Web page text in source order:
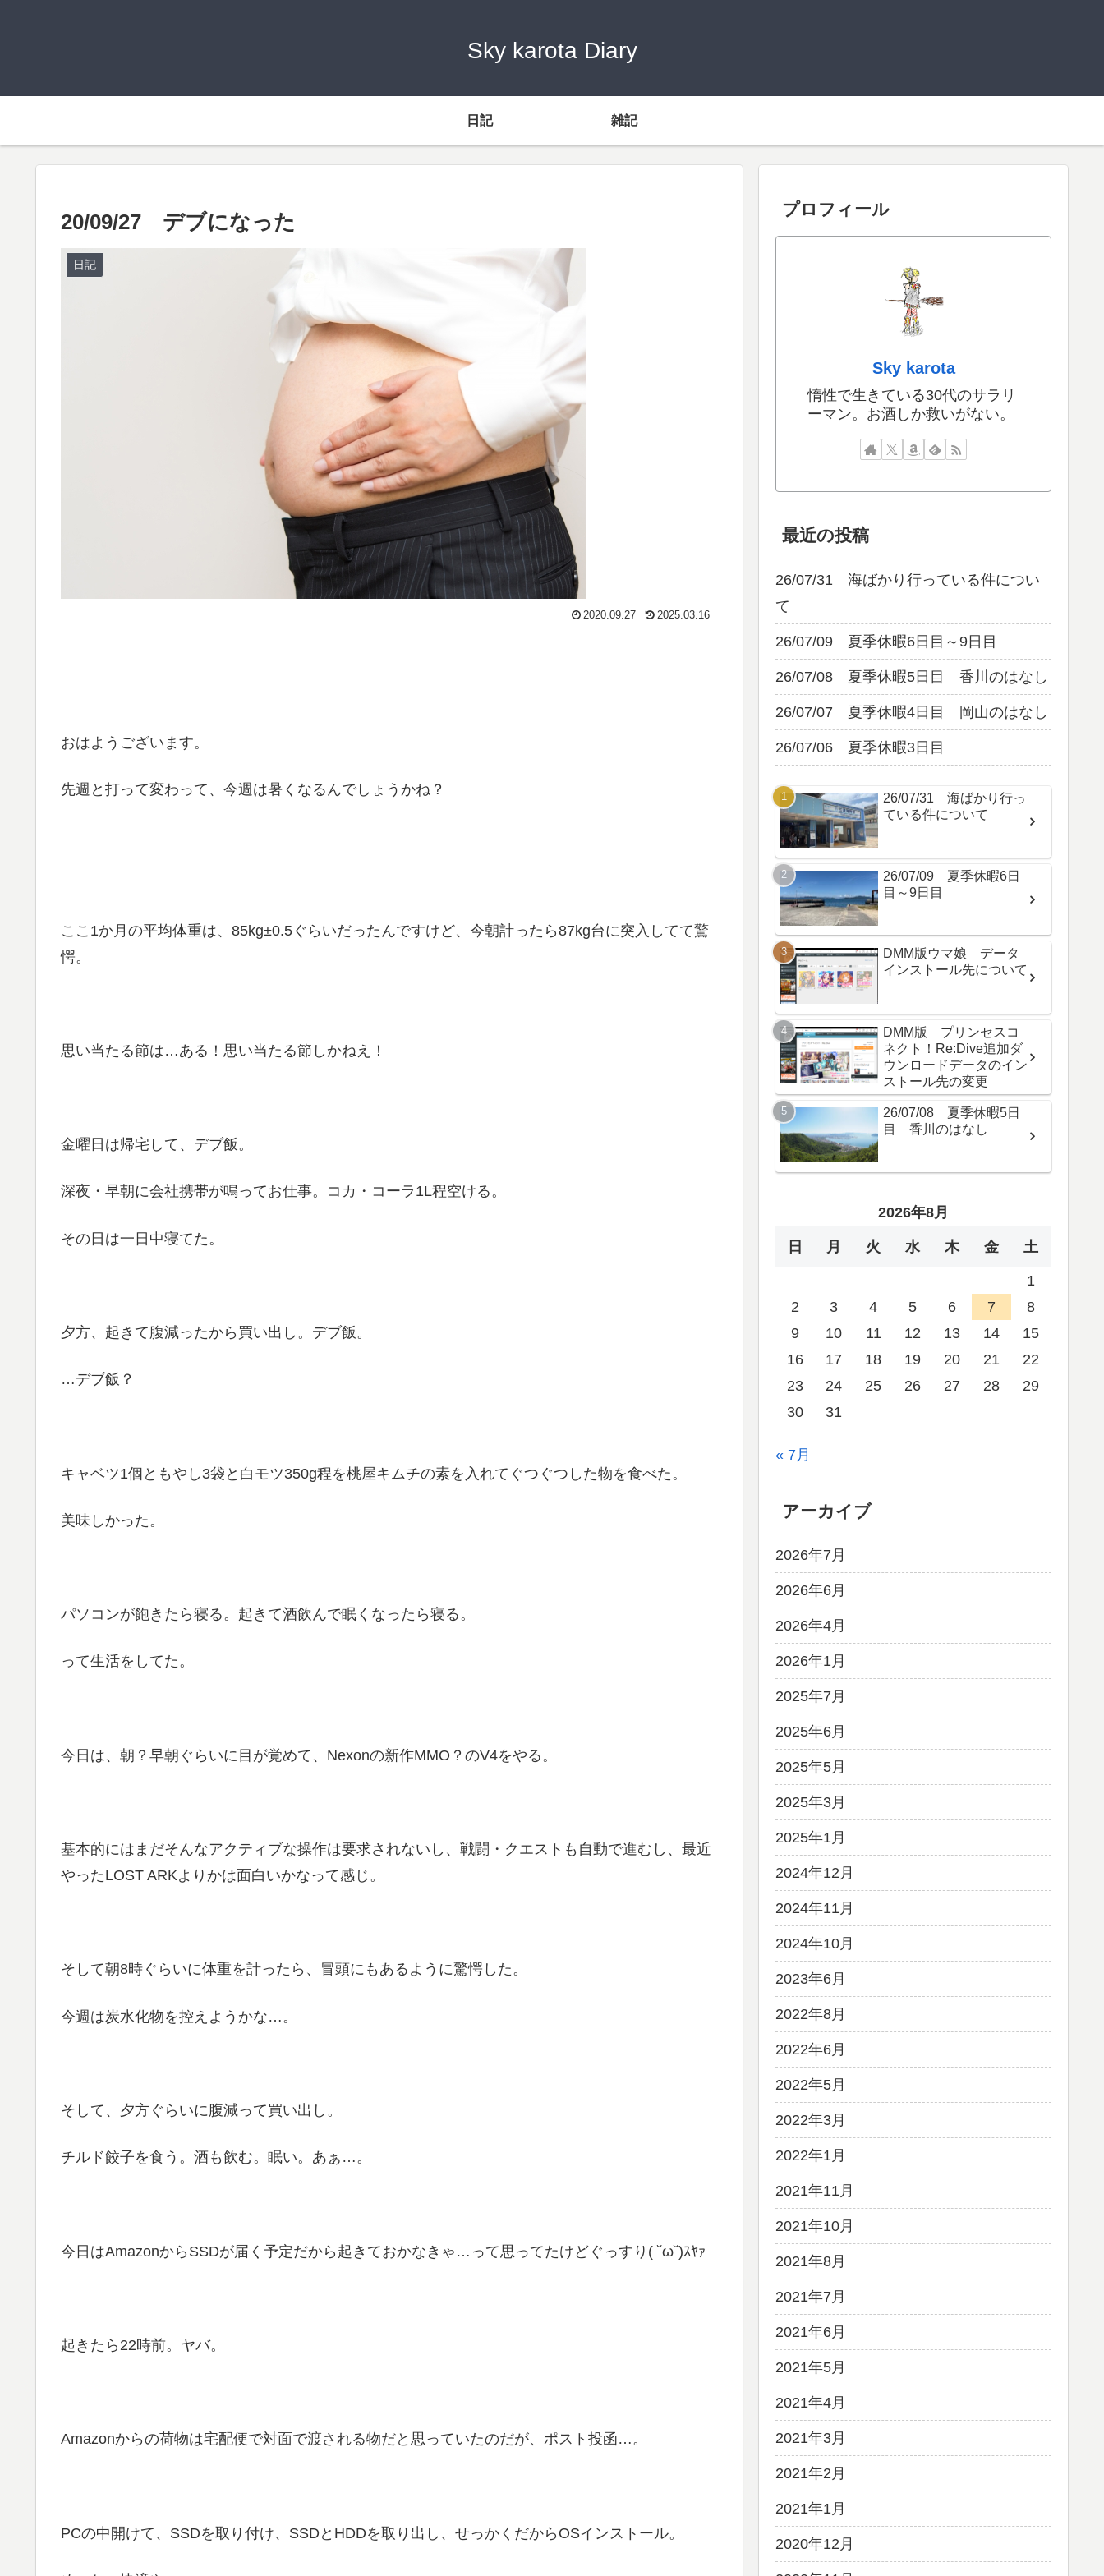
Sky karota Diary
日記 雑記
20/09/27 デブになった
日記
2020.09.27 2025.03.16
おはようございます。
先週と打って変わって、今週は暑くなるんでしょうかね？
ここ1か月の平均体重は、85kg±0.5ぐらいだったんですけど、今朝計ったら87kg台に突入してて驚
愕。
思い当たる節は…ある！思い当たる節しかねえ！
金曜日は帰宅して、デブ飯。
深夜・早朝に会社携帯が鳴ってお仕事。コカ・コーラ1L程空ける。
その日は一日中寝てた。
夕方、起きて腹減ったから買い出し。デブ飯。
…デブ飯？
キャベツ1個ともやし3袋と白モツ350g程を桃屋キムチの素を入れてぐつぐつした物を食べた。
美味しかった。
パソコンが飽きたら寝る。起きて酒飲んで眠くなったら寝る。
って生活をしてた。
今日は、朝？早朝ぐらいに目が覚めて、Nexonの新作MMO？のV4をやる。
基本的にはまだそんなアクティブな操作は要求されないし、戦闘・クエストも自動で進むし、最近
やったLOST ARKよりかは面白いかなって感じ。
そして朝8時ぐらいに体重を計ったら、冒頭にもあるように驚愕した。
今週は炭水化物を控えようかな…。
そして、夕方ぐらいに腹減って買い出し。
チルド餃子を食う。酒も飲む。眠い。あぁ…。
今日はAmazonからSSDが届く予定だから起きておかなきゃ…って思ってたけどぐっすり( ˘ω˘)ｽﾔｧ
起きたら22時前。ヤバ。
Amazonからの荷物は宅配便で対面で渡される物だと思っていたのだが、ポスト投函…。
PCの中開けて、SSDを取り付け、SSDとHDDを取り出し、せっかくだからOSインストール。
プロフィール
Sky karota
惰性で生きている30代のサラリ
ーマン。お酒しか救いがない。
最近の投稿
26/07/31 海ばかり行っている件につい
て
26/07/09 夏季休暇6日目～9日目
26/07/08 夏季休暇5日目 香川のはなし
26/07/07 夏季休暇4日目 岡山のはなし
26/07/06 夏季休暇3日目
26/07/31 海ばかり行っ
ている件について
26/07/09 夏季休暇6日
目～9日目
DMM版ウマ娘 データ
インストール先について
DMM版 プリンセスコ
ネクト！Re:Dive追加ダ
ウンロードデータのイン
ストール先の変更
26/07/08 夏季休暇5日
目 香川のはなし
2026年8月
日 月 火 水 木 金 土
1
2
3 4 5 6 7
8
9
10 11 12 13 14
15
16
17 18 19 20 21
22
23
24 25 26 27 28
29
30
31
« 7月
アーカイブ
2026年7月
2026年6月
2026年4月
2026年1月
2025年7月
2025年6月
2025年5月
2025年3月
2025年1月
2024年12月
2024年11月
2024年10月
2023年6月
2022年8月
2022年6月
2022年5月
2022年3月
2022年1月
2021年11月
2021年10月
2021年8月
2021年7月
2021年6月
2021年5月
2021年4月
2021年3月
2021年2月
2021年1月
2020年12月